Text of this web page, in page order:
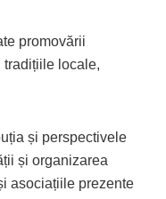
promovării
tradițiile locale,
și perspectivele
și organizarea
asociațiile prezente